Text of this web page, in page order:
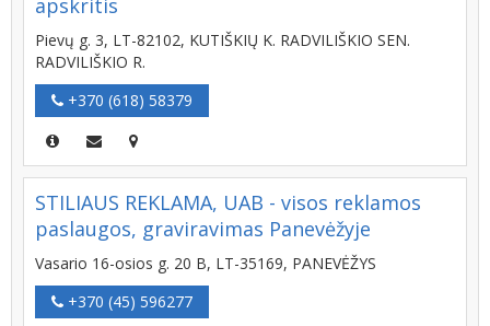
apskritis
Pievų g. 3, LT-82102, KUTIŠKIŲ K. RADVILIŠKIO SEN.
RADVILIŠKIO R.
+370 (618) 58379
STILIAUS REKLAMA, UAB - visos reklamos
paslaugos, graviravimas Panevėžyje
Vasario 16-osios g. 20 B, LT-35169, PANEVĖŽYS
+370 (45) 596277